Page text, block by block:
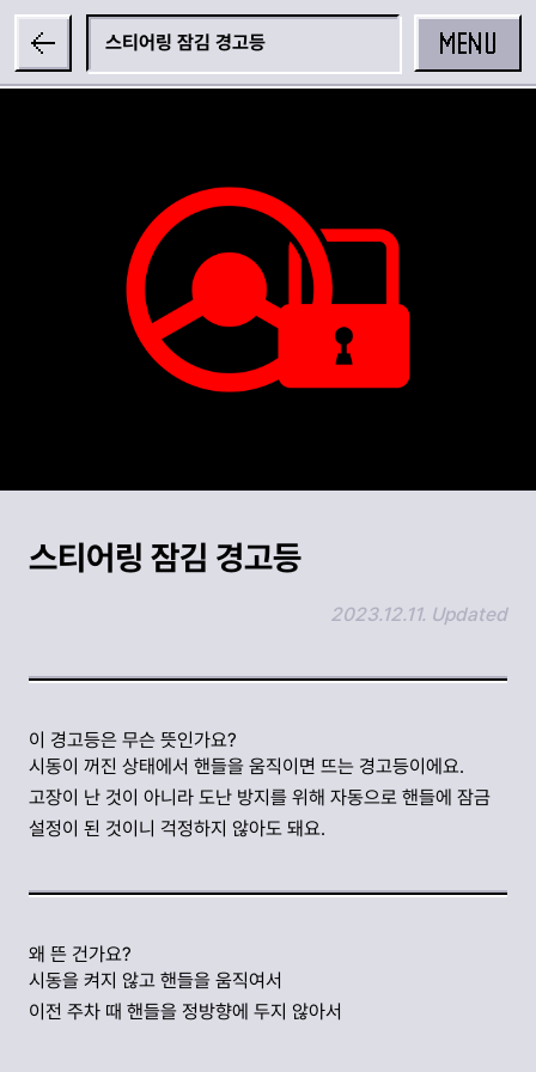
MENU
스티어링 잠김 경고등
스티어링 잠김 경고등
2023.12.11. Updated
이 경고등은 무슨 뜻인가요?
시동이 꺼진 상태에서 핸들을 움직이면 뜨는 경고등이에요.
고장이 난 것이 아니라 도난 방지를 위해 자동으로 핸들에 잠금
설정이 된 것이니 걱정하지 않아도 돼요.
왜 뜬 건가요?
시동을 켜지 않고 핸들을 움직여서
이전 주차 때 핸들을 정방향에 두지 않아서
링크 복사하기